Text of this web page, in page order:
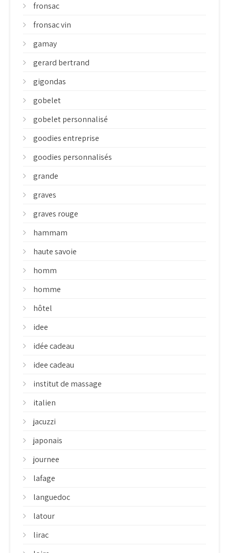
fronsac
fronsac vin
gamay
gerard bertrand
gigondas
gobelet
gobelet personnalisé
goodies entreprise
goodies personnalisés
grande
graves
graves rouge
hammam
haute savoie
homm
homme
hôtel
idee
idée cadeau
idee cadeau
institut de massage
italien
jacuzzi
japonais
journee
lafage
languedoc
latour
lirac